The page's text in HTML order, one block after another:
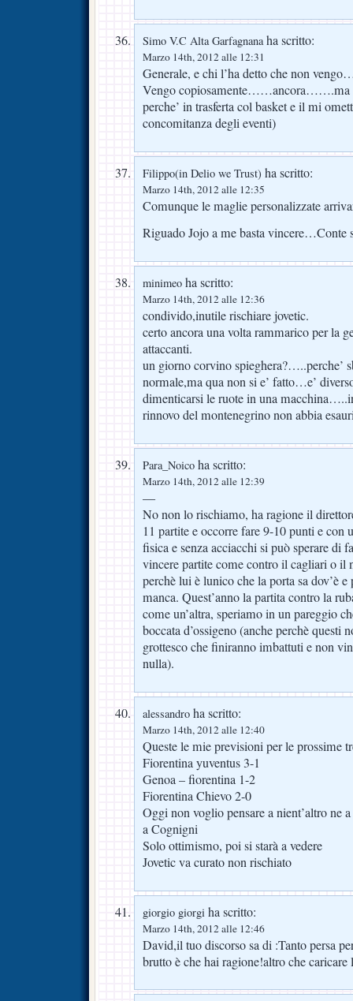
Simo V.C Alta Garfagnanaha scritto:
Marzo 14th, 2012 alle 12:31
Generale, e chi l’ha detto che non
Vengo copiosamente……ancora…….ma
perche’ in trasferta col basket e il mi
concomitanza degli eventi)
Filippo(in Delio we Trust) ha scritto:
Marzo 14th, 2012 alle 12:35
Comunque le maglie personalizzate
Riguado Jojo a me basta vincere…Conte
minimeo ha scritto:
Marzo 14th, 2012 alle 12:36
condivido,inutile rischiare jovetic.
certo ancora una volta rammarico per la
attaccanti.
un giorno corvino spieghera?…..perche’
normale,ma qua non si e’ fatto…e’
dimenticarsi le ruote in una
rinnovo del montenegrino non abbia
Para_Noico ha scritto:
Marzo 14th, 2012 alle 12:39
—
No non lo rischiamo, ha ragione il
11 partite e occorre fare 9-10 punti e con
fisica e senza acciacchi si può sperare di
vincere partite come contro il cagliari o il
perchè lui è lunico che la porta sa dov’è
manca. Quest’anno la partita contro la
come un’altra, speriamo in un pareggio
boccata d’ossigeno (anche perchè questi
grottesco che finiranno imbattuti e non
nulla).
alessandro ha scritto:
Marzo 14th, 2012 alle 12:40
Queste le mie previsioni per le prossime
Fiorentina yuventus 3-1
Genoa – fiorentina 1-2
Fiorentina Chievo 2-0
Oggi non voglio pensare a nient’altro ne
a Cognigni
Solo ottimismo, poi si starà a vedere
Jovetic va curato non rischiato
giorgio giorgi ha scritto:
Marzo 14th, 2012 alle 12:46
David,il tuo discorso sa di :Tanto persa
brutto è che hai ragione!altro che caricare